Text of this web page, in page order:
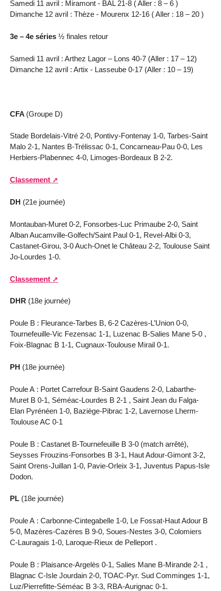
Samedi 11 avril : Miramont - BAL 21-8 ( Aller : 8 – 6 )
Dimanche 12 avril : Thèze - Mourenx 12-16 ( Aller : 18 – 20 )
3e – 4e séries ½ finales retour
Samedi 11 avril : Arthez Lagor – Lons 40-7 (Aller : 17 – 12)
Dimanche 12 avril : Artix - Lasseube 0-17 (Aller : 10 – 19)
CFA (Groupe D)
Stade Bordelais-Vitré 2-0, Pontivy-Fontenay 1-0, Tarbes-Saint
Malo 2-1, Nantes B-Trélissac 0-1, Concarneau-Pau 0-0, Les
Herbiers-Plabennec 4-0, Limoges-Bordeaux B 2-2.
Classement
DH (21e journée)
Montauban-Muret 0-2, Fonsorbes-Luc Primaube 2-0, Saint
Alban Aucamville-Golfech/Saint Paul 0-1, Revel-Albi 0-3,
Castanet-Girou, 3-0 Auch-Onet le Château 2-2, Toulouse Saint
Jo-Lourdes 1-0.
Classement
DHR (18e journée)
Poule B : Fleurance-Tarbes B, 6-2 Cazères-L’Union 0-0,
Tournefeuille-Vic Fezensac 1-1, Luzenac B-Salies Mane 5-0 ,
Foix-Blagnac B 1-1, Cugnaux-Toulouse Mirail 0-1.
PH (18e journée)
Poule A : Portet Carrefour B-Saint Gaudens 2-0, Labarthe-
Muret B 0-1, Séméac-Lourdes B 2-1 , Saint Jean du Falga-
Elan Pyrénéen 1-0, Baziège-Pibrac 1-2, Lavernose Lherm-
Toulouse AC 0-1
Poule B : Castanet B-Tournefeuille B 3-0 (match arrêté),
Seysses Frouzins-Fonsorbes B 3-1, Haut Adour-Gimont 3-2,
Saint Orens-Juillan 1-0, Pavie-Orleix 3-1, Juventus Papus-Isle
Dodon.
PL (18e journée)
Poule A : Carbonne-Cintegabelle 1-0, Le Fossat-Haut Adour B
5-0, Mazères-Cazères B 9-0, Soues-Nestes 3-0, Colomiers
C-Lauragais 1-0, Laroque-Rieux de Pelleport .
Poule B : Plaisance-Argelès 0-1, Salies Mane B-Mirande 2-1 ,
Blagnac C-Isle Jourdain 2-0, TOAC-Pyr. Sud Comminges 1-1,
Luz/Pierrefitte-Séméac B 3-3, RBA-Aurignac 0-1.